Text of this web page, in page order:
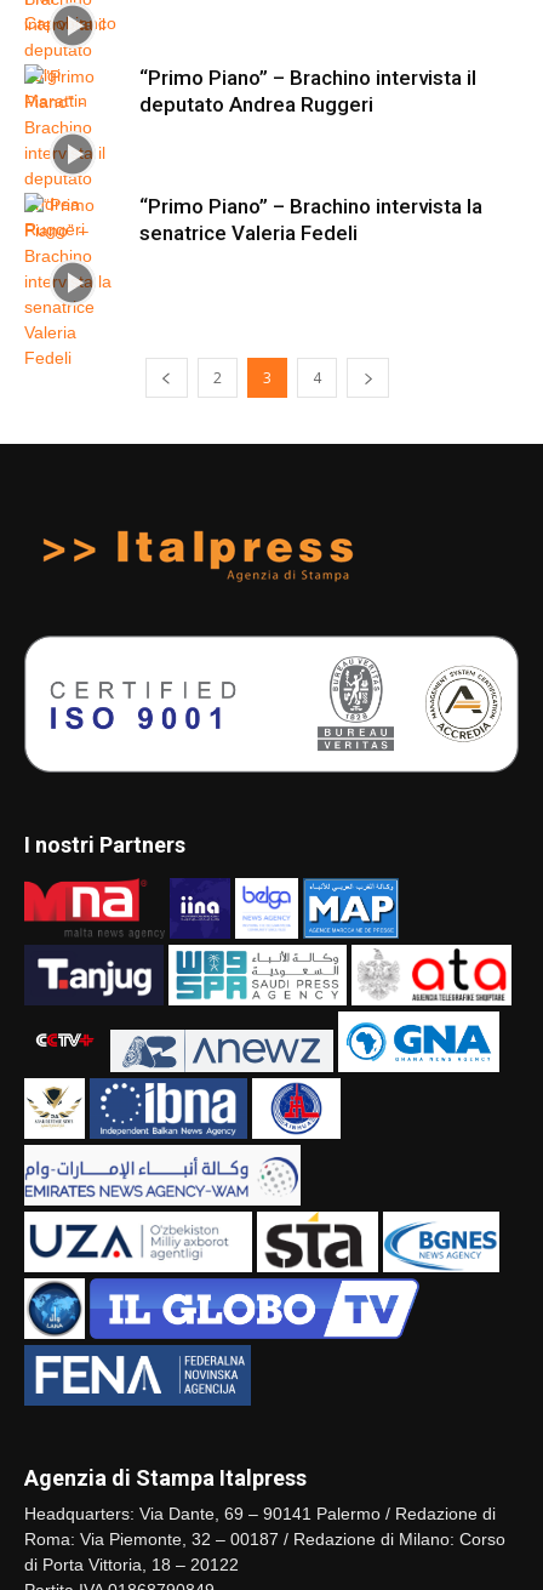
“Primo Piano” – Brachino intervista il
deputato Andrea Ruggeri
“Primo Piano” – Brachino intervista la
senatrice Valeria Fedeli
2 3 4
I nostri Partners
Agenzia di Stampa Italpress
Headquarters: Via Dante, 69 – 90141 Palermo / Redazione di
Roma: Via Piemonte, 32 – 00187 / Redazione di Milano: Corso
di Porta Vittoria, 18 – 20122